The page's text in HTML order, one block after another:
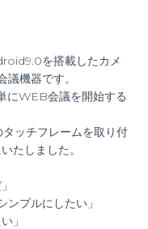
を搭載したカメ
機器です。
にWEB会議を開始する
ッチフレームを取り付
たしました。
ンプルにしたい」
」